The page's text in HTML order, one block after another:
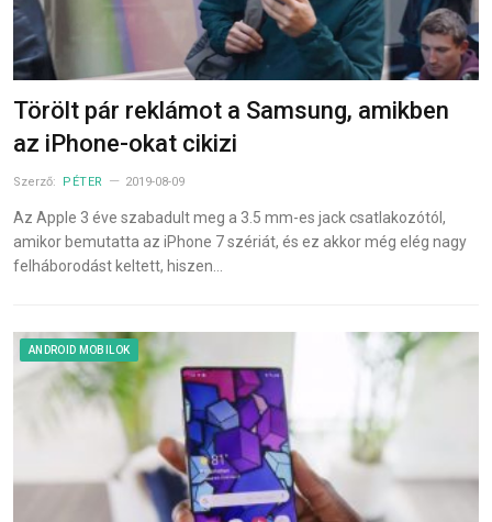
Törölt pár reklámot a Samsung, amikben
az iPhone-okat cikizi
Szerző: PÉTER 2019-08-09
Az Apple 3 éve szabadult meg a 3.5 mm-es jack csatlakozótól,
amikor bemutatta az iPhone 7 szériát, és ez akkor még elég nagy
felháborodást keltett, hiszen…
ANDROID MOBILOK